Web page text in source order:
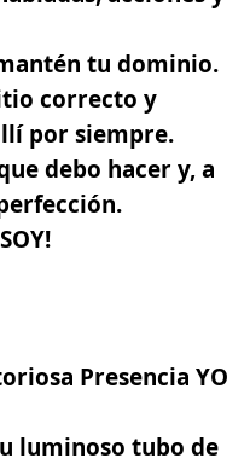
tu dominio.
correcto y
por siempre.
debo hacer y, a
Presencia YO
luminoso tubo de